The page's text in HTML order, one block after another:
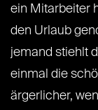
ein Mitarbeiter
den Urlaub
jemand stiehlt
einmal die
ärgerlicher,